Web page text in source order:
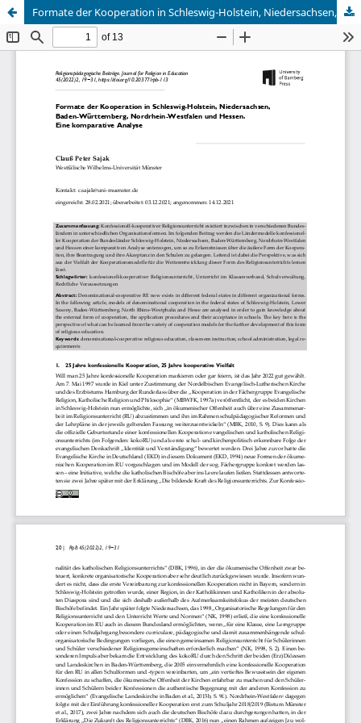
Formate der Kooperation in Schleswig-Holstein, Niedersachsen, Baden-Württemberg, Nordrhein-Westfalen und Hessen